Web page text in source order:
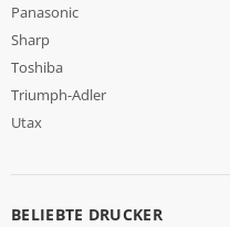
Panasonic
Sharp
Toshiba
Triumph-Adler
Utax
BELIEBTE DRUCKER